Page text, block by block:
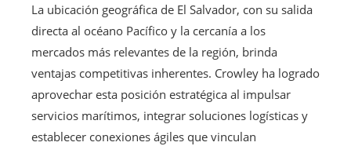
La ubicación geográfica de El Salvador, con su salida
directa al océano Pacífico y la cercanía a los
mercados más relevantes de la región, brinda
ventajas competitivas inherentes. Crowley ha logrado
aprovechar esta posición estratégica al impulsar
servicios marítimos, integrar soluciones logísticas y
establecer conexiones ágiles que vinculan